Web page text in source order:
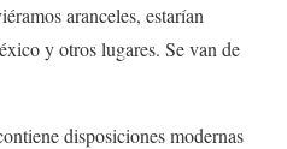
aranceles, estarían
y otros lugares. Se van de
disposiciones modernas